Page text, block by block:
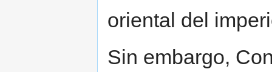
oriental del
Sin embargo,